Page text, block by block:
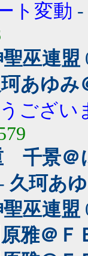
ト変動 -
巫連盟
あゆみ
ござい
千景＠
久珂あ
巫連盟
雅＠Ｆ